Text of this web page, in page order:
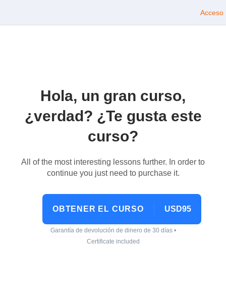
Acceso
Hola, un gran curso,
¿verdad? ¿Te gusta este
curso?
All of the most interesting lessons further. In order to
continue you just need to purchase it.
OBTENER EL CURSO USD95
Garantía de devolución de dinero de 30 días •
Certificate included